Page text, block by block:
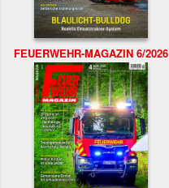
FEUERWEHR-MAGAZIN 6/2026